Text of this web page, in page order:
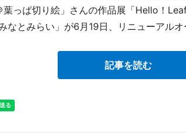
葉っぱ切り絵」さんの作品展「Hello！
なとみらい」が6月19日、リニューアルオ
記事を読む